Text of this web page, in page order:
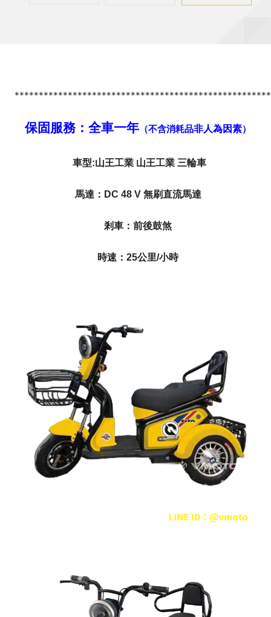
保固服務：全車一年 （不含消耗品非人為因素 ）
車型:山王工業 山王工業 三輪車
馬達：DC 48 V 無刷直流馬達
剎車：前後鼓煞
時速：25公里/小時